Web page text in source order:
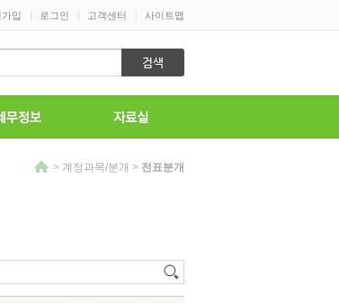
입 로그인 고객센터 사이트맵
> 계정과목/분개 > 전표분개